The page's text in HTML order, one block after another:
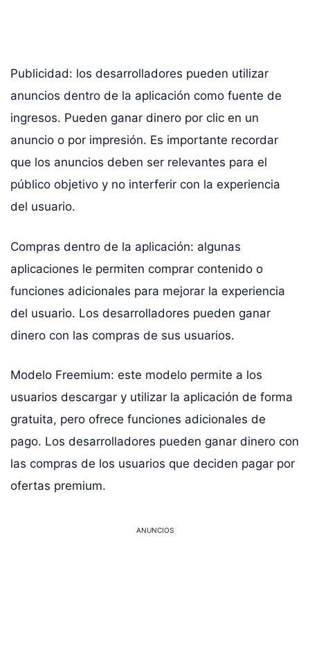
Publicidad: los desarrolladores pueden utilizar
anuncios dentro de la aplicación como fuente de
ingresos. Pueden ganar dinero por clic en un
anuncio o por impresión. Es importante recordar
que los anuncios deben ser relevantes para el
público objetivo y no interferir con la experiencia
del usuario.
Compras dentro de la aplicación: algunas
aplicaciones le permiten comprar contenido o
funciones adicionales para mejorar la experiencia
del usuario. Los desarrolladores pueden ganar
dinero con las compras de sus usuarios.
Modelo Freemium: este modelo permite a los
usuarios descargar y utilizar la aplicación de forma
gratuita, pero ofrece funciones adicionales de
pago. Los desarrolladores pueden ganar dinero con
las compras de los usuarios que deciden pagar por
ofertas premium.
ANUNCIOS